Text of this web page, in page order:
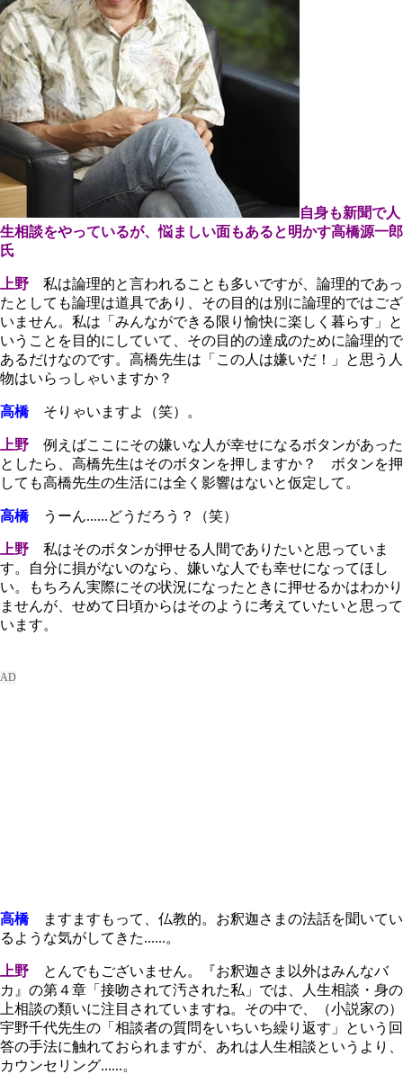
自身も新聞で人
生相談をやっているが、悩ましい面もあると明かす高橋源一郎
氏
上野 私は論理的と言われることも多いですが、論理的であっ
たとしても論理は道具であり、その目的は別に論理的ではござ
いません。私は「みんなができる限り愉快に楽しく暮らす」と
いうことを目的にしていて、その目的の達成のために論理的で
あるだけなのです。高橋先生は「この人は嫌いだ！」と思う人
物はいらっしゃいますか？
高橋そりゃいますよ（笑）。
上野 例えばここにその嫌いな人が幸せになるボタンがあった
としたら、高橋先生はそのボタンを押しますか？ ボタンを押
しても高橋先生の生活には全く影響はないと仮定して。
高橋うーん......どうだろう？（笑）
上野 私はそのボタンが押せる人間でありたいと思っていま
す。自分に損がないのなら、嫌いな人でも幸せになってほし
い。もちろん実際にその状況になったときに押せるかはわかり
ませんが、せめて日頃からはそのように考えていたいと思って
います。
高橋ますますもって、仏教的。お釈迦さまの法話を聞いてい
るような気がしてきた......。
上野 とんでもございません。『お釈迦さま以外はみんなバ
カ』の第４章「接吻されて汚された私」では、人生相談・身の
上相談の類いに注目されていますね。その中で、（小説家の）
宇野千代先生の「相談者の質問をいちいち繰り返す」という回
答の手法に触れておられますが、あれは人生相談というより、
カウンセリング......。